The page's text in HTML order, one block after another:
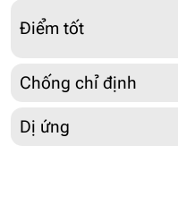
Điểm tốt
Chống chỉ định
Dị ứng